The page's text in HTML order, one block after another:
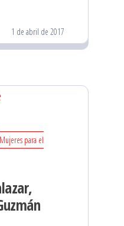
1 de abril de 2017
Mujeres para el